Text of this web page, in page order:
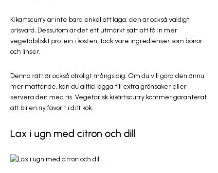
Kikärtscurry är inte bara enkel att laga, den är också väldigt
prisvärd. Dessutom är det ett utmärkt sätt att få in mer
vegetabiliskt protein i kosten, tack vare ingredienser som bönor
och linser.
Denna rätt är också otroligt mångsidig. Om du vill göra den ännu
mer mättande, kan du alltid lägga till extra grönsaker eller
servera den med ris. Vegetarisk kikärtscurry kommer garanterat
att bli en ny favorit i ditt kök.
Lax i ugn med citron och dill